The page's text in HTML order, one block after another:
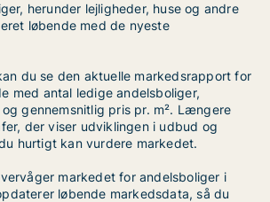
herunder lejligheder, huse og andre
løbende med de nyeste
du se den aktuelle markedsrapport for
med antal ledige andelsboliger,
gennemsnitlig pris pr. m². Længere
der viser udviklingen i udbud og
hurtigt kan vurdere markedet.
markedet for andelsboliger i
løbende markedsdata, så du